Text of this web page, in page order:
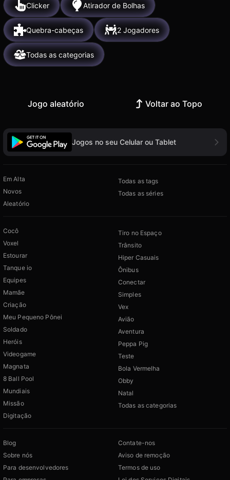
Clicker Atirador de Bolhas
Quebra-cabeças 2 Jogadores
Todas as categorias
Jogo aleatório Voltar ao Topo
Jogos no seu Celular ou Tablet
Em Alta
Novos
Aleatório
Todas as tags
Todas as séries
Cocô
Voxel
Estourar
Tanque io
Equipes
Mamãe
Criação
Meu Pequeno Pônei
Soldado
Heróis
Videogame
Magnata
8 Ball Pool
Mundiais
Missão
Digitação
Tiro no Espaço
Trânsito
Hiper Casuais
Ônibus
Conectar
Simples
Vex
Avião
Aventura
Peppa Pig
Teste
Bola Vermelha
Obby
Natal
Todas as categorias
Blog
Sobre nós
Para desenvolvedores
Contate-nos
Aviso de remoção
Termos de uso